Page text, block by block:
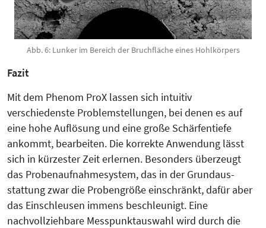
Abb. 6: Lunker im Bereich der Bruchfläche eines Hohlkörpers
Fazit
Mit dem Phenom ProX lassen sich intuitiv
verschiedenste Prob­lem­­­stel­lun­gen, bei denen es auf
eine hohe Auf­lösung und eine große Schärfen­tiefe
ankommt, bearbeiten. Die korrek­te An­wen­dung lässt
sich in kürzes­ter Zeit erlernen. Besonders überzeugt
das Pro­benauf­nahmesystem, das in der Grund­aus­
stattung zwar die Pro­ben­größe einschränkt, dafür aber
das Ein­schleusen im­­mens beschleunigt. Eine
nachvollziehbare Mess­punkt­aus­wahl wird durch die